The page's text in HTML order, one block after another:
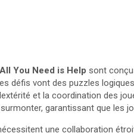
All You Need is Help sont
défis vont des puzzles
et la coordination des
surmonter, garantissant que les
une collaboration